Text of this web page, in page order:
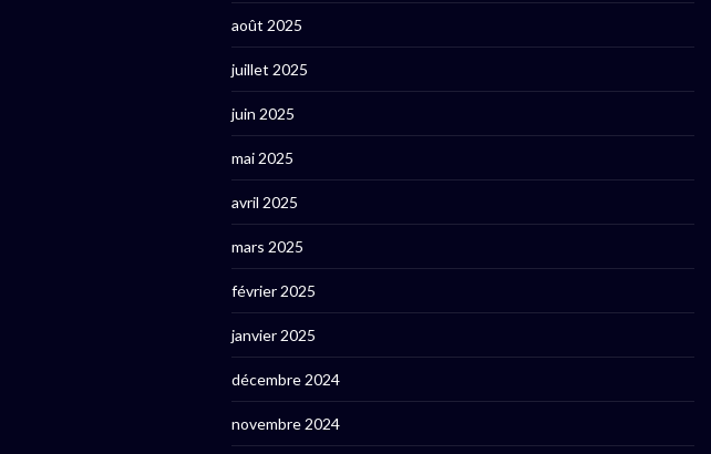
août 2025
juillet 2025
juin 2025
mai 2025
avril 2025
mars 2025
février 2025
janvier 2025
décembre 2024
novembre 2024